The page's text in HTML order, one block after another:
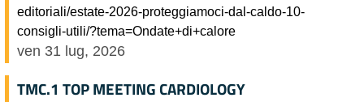
editoriali/estate-2026-proteggiamoci-dal-caldo-10-
consigli-utili/?tema=Ondate+di+calore
ven 31 lug, 2026
TMC.1 TOP MEETING CARDIOLOGY